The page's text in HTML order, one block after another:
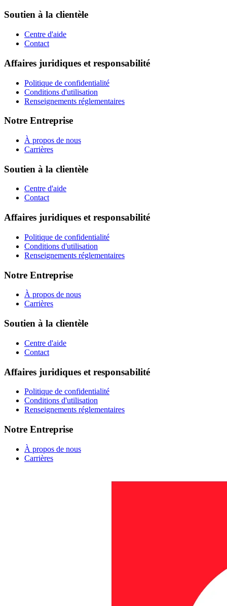
Soutien à la clientèle
Centre d'aide
Contact
Affaires juridiques et responsabilité
Politique de confidentialité
Conditions d'utilisation
Renseignements réglementaires
Notre Entreprise
À propos de nous
Carrières
Soutien à la clientèle
Centre d'aide
Contact
Affaires juridiques et responsabilité
Politique de confidentialité
Conditions d'utilisation
Renseignements réglementaires
Notre Entreprise
À propos de nous
Carrières
Soutien à la clientèle
Centre d'aide
Contact
Affaires juridiques et responsabilité
Politique de confidentialité
Conditions d'utilisation
Renseignements réglementaires
Notre Entreprise
À propos de nous
Carrières